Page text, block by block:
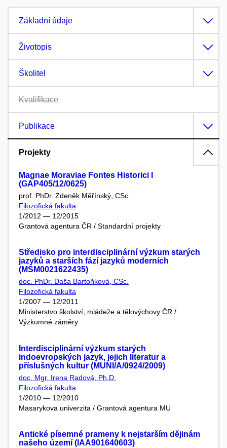
Základní údaje
Životopis
Školitel
Kvalifikace
Publikace
Projekty
Magnae Moraviae Fontes Historici I
(GAP405/12/0625)
prof. PhDr. Zdeněk Měřínský, CSc.
Filozofická fakulta
1/2012 — 12/2015
Grantová agentura ČR / Standardní projekty
Středisko pro interdisciplinární výzkum starých
jazyků a starších fází jazyků moderních
(MSM0021622435)
doc. PhDr. Daša Bartoňková, CSc.
Filozofická fakulta
1/2007 — 12/2011
Ministerstvo školství, mládeže a tělovýchovy ČR /
Výzkumné záměry
Interdisciplinární výzkum starých
indoevropských jazyk, jejich literatur a
příslušných kultur (MUNI/A/0924/2009)
doc. Mgr. Irena Radová, Ph.D.
Filozofická fakulta
1/2010 — 12/2010
Masarykova univerzita / Grantová agentura MU
Antické písemné prameny k nejstarším dějinám
našeho území (IAA901640603)